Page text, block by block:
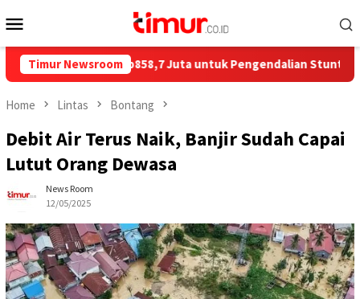
to
Menu
Timur Newsroom
Salurkan Rp858,7 Juta untuk Pengendalian Stunting di Kota
Home Lintas Bontang
Debit Air Terus Naik, Banjir Sudah Capai
Lutut Orang Dewasa
News Room
12/05/2025